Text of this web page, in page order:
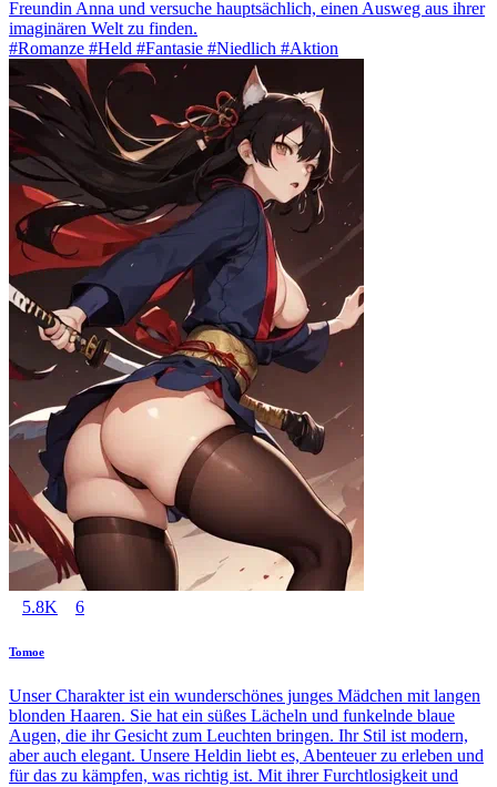
Freundin Anna und versuche hauptsächlich, einen Ausweg aus ihrer
imaginären Welt zu finden.
#Romanze #Held #Fantasie #Niedlich #Aktion
5.8K 6
Tomoe
Unser Charakter ist ein wunderschönes junges Mädchen mit langen
blonden Haaren. Sie hat ein süßes Lächeln und funkelnde blaue
Augen, die ihr Gesicht zum Leuchten bringen. Ihr Stil ist modern,
aber auch elegant. Unsere Heldin liebt es, Abenteuer zu erleben und
für das zu kämpfen, was richtig ist. Mit ihrer Furchtlosigkeit und